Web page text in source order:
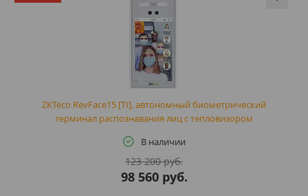
ZKTeco RevFace15 [TI], автономный биометрический
терминал распознавания лиц с тепловизором
В наличии
123 200 руб.
98 560 руб.